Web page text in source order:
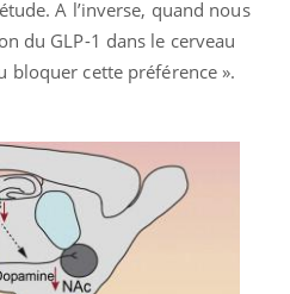
A l’inverse, quand nous
du GLP-1 dans le cerveau
bloquer cette préférence ».